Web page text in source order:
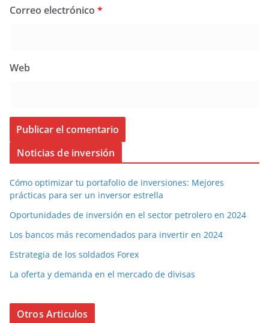
Correo electrónico *
Web
Noticias de inversión
Cómo optimizar tu portafolio de inversiones: Mejores
prácticas para ser un inversor estrella
Oportunidades de inversión en el sector petrolero en 2024
Los bancos más recomendados para invertir en 2024
Estrategia de los soldados Forex
La oferta y demanda en el mercado de divisas
Otros Articulos